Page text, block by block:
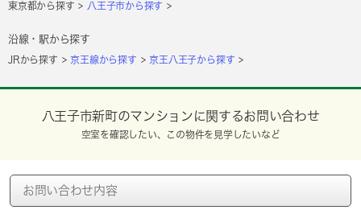
東京都から探す 八王子市から探す
沿線・駅から探す
JRから探す 京王線から探す 京王八王子から探す
八王子市新町のマンションに関するお問い合わせ
空室を確認したい、この物件を見学したいなど